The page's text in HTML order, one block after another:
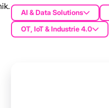
AI & Data Solutions
OT, IoT & Industrie 4.0